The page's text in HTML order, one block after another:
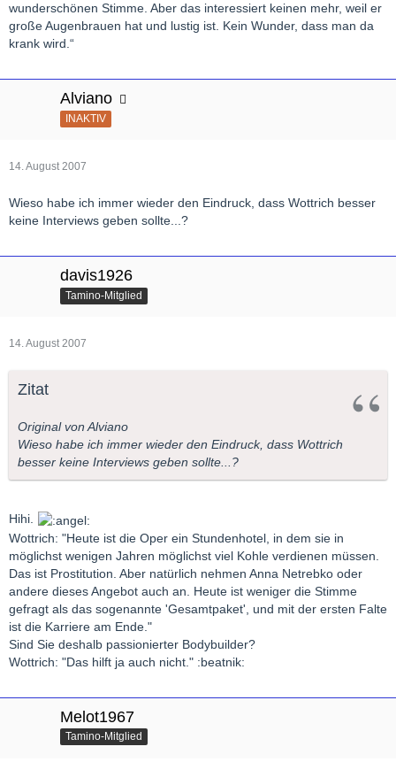
wunderschönen Stimme. Aber das interessiert keinen mehr, weil er
große Augenbrauen hat und lustig ist. Kein Wunder, dass man da
krank wird.“
Alviano
INAKTIV
14. August 2007
Wieso habe ich immer wieder den Eindruck, dass Wottrich besser
keine Interviews geben sollte...?
davis1926
Tamino-Mitglied
14. August 2007
Zitat
Original von Alviano
Wieso habe ich immer wieder den Eindruck, dass Wottrich
besser keine Interviews geben sollte...?
Hihi.
Wottrich: "Heute ist die Oper ein Stundenhotel, in dem sie in
möglichst wenigen Jahren möglichst viel Kohle verdienen müssen.
Das ist Prostitution. Aber natürlich nehmen Anna Netrebko oder
andere dieses Angebot auch an. Heute ist weniger die Stimme
gefragt als das sogenannte 'Gesamtpaket', und mit der ersten Falte
ist die Karriere am Ende."
Sind Sie deshalb passionierter Bodybuilder?
Wottrich: "Das hilft ja auch nicht." :beatnik:
Melot1967
Tamino-Mitglied